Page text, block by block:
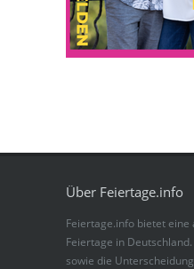
Über Feiertage.info
Feiertage.info bietet
Feiertage in
sowie die